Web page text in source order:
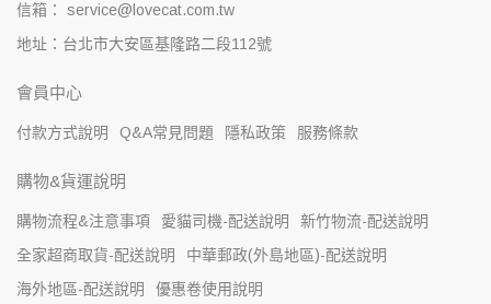
信箱： service@lovecat.com.tw
地址：台北市大安區基隆路二段112號
會員中心
付款方式說明 Q&A常見問題 隱私政策 服務條款
購物&貨運說明
購物流程&注意事項 愛貓司機-配送說明
新竹物流-配送說明
全家超商取貨-配送說明
中華郵政(外島地區)-配送說明
海外地區-配送說明
優惠卷使用說明